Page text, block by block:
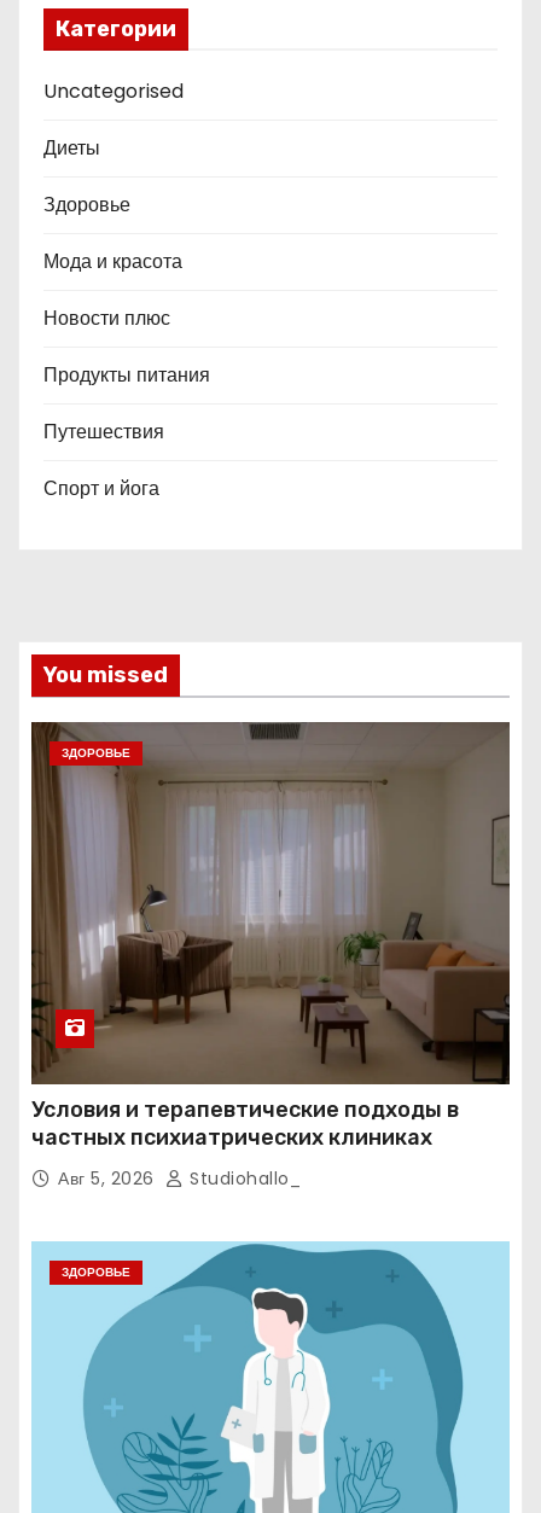
Категории
Uncategorised
Диеты
Здоровье
Мода и красота
Новости плюс
Продукты питания
Путешествия
Спорт и йога
You missed
ЗДОРОВЬЕ
Условия и терапевтические подходы в
частных психиатрических клиниках
Авг 5, 2026 Studiohallo_
ЗДОРОВЬЕ